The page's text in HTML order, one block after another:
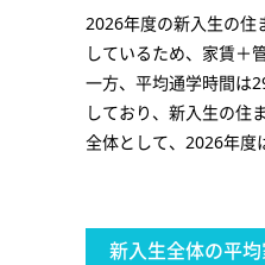
2026年度の新入生の住
しているため、家賃＋
一方、平均通学時間は
しており、新入生の住
全体として、2026年度
新入生全体の平